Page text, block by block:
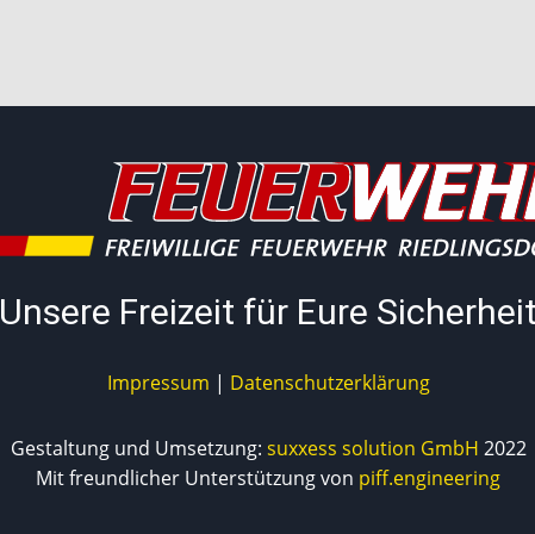
Unsere Freizeit für Eure
Impressum | Datenschutzerklärung
Gestaltung und Umsetzung: suxxess solution GmbH 2022
Mit freundlicher Unterstützung von piff.engineering